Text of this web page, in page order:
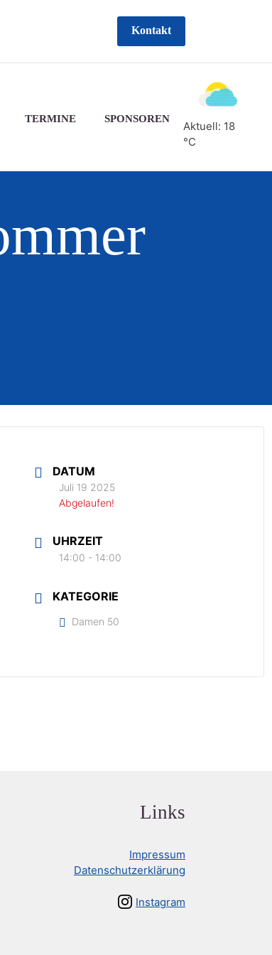
Kontakt
TERMINE SPONSOREN
Aktuell: 18
°C
DATUM
Juli 19 2025
Abgelaufen!
UHRZEIT
14:00 - 14:00
KATEGORIE
Damen 50
Links
Impressum
Datenschutzerklärung
Instagram